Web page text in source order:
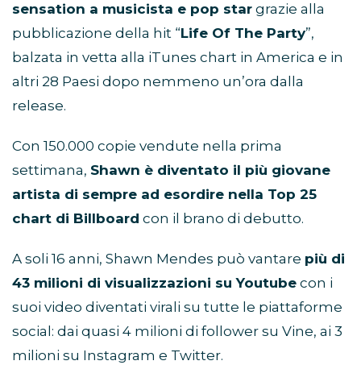
sensation a musicista e pop star grazie alla
pubblicazione della hit “Life Of The Party”,
balzata in vetta alla iTunes chart in America e in
altri 28 Paesi dopo nemmeno un’ora dalla
release.
Con 150.000 copie vendute nella prima
settimana, Shawn è diventato il più giovane
artista di sempre ad esordire nella Top 25
chart di Billboard con il brano di debutto.
A soli 16 anni, Shawn Mendes può vantare più di
43 milioni di visualizzazioni su Youtube con i
suoi video diventati virali su tutte le piattaforme
social: dai quasi 4 milioni di follower su Vine, ai 3
milioni su Instagram e Twitter.